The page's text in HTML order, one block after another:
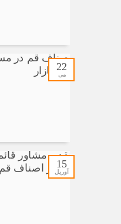
22
می
15
آوریل